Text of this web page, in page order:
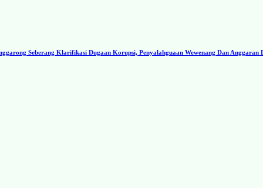
Seberang Klarifikasi Dugaan Korupsi, Penyalahguaan Wewenang Dan Anggaran